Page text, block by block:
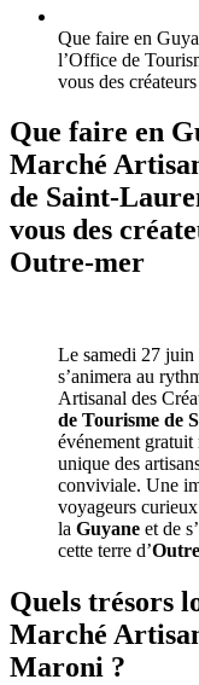
Que faire en
l’Office de
vous des
Que faire en
Marché
de Saint-
vous des
Outre-mer
Le samedi 27 juin
s’animera au
Artisanal des
de Tourisme de
événement
unique des
conviviale. Une
voyageurs
la Guyane et de
cette terre d’
Quels trésors
Marché
Maroni ?